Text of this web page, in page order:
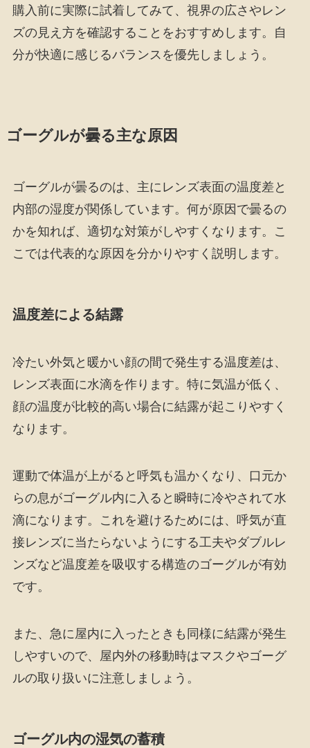
購入前に実際に試着してみて、視界の広さやレン
ズの見え方を確認することをおすすめします。自
分が快適に感じるバランスを優先しましょう。
ゴーグルが曇る主な原因
ゴーグルが曇るのは、主にレンズ表面の温度差と
内部の湿度が関係しています。何が原因で曇るの
かを知れば、適切な対策がしやすくなります。こ
こでは代表的な原因を分かりやすく説明します。
温度差による結露
冷たい外気と暖かい顔の間で発生する温度差は、
レンズ表面に水滴を作ります。特に気温が低く、
顔の温度が比較的高い場合に結露が起こりやすく
なります。
運動で体温が上がると呼気も温かくなり、口元か
らの息がゴーグル内に入ると瞬時に冷やされて水
滴になります。これを避けるためには、呼気が直
接レンズに当たらないようにする工夫やダブルレ
ンズなど温度差を吸収する構造のゴーグルが有効
です。
また、急に屋内に入ったときも同様に結露が発生
しやすいので、屋内外の移動時はマスクやゴーグ
ルの取り扱いに注意しましょう。
ゴーグル内の湿気の蓄積